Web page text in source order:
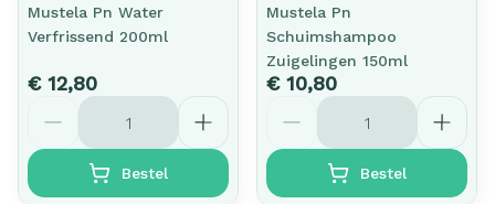
Mustela Pn Water
Verfrissend 200ml
€ 12,80
Aantal
Bestel
Mustela Pn
Schuimshampoo
Zuigelingen 150ml
€ 10,80
Aantal
Bestel